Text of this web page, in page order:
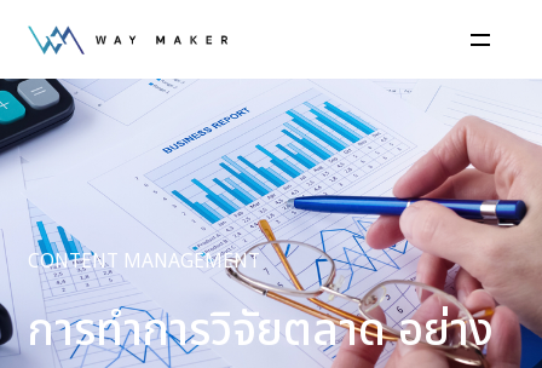
CONTENT MANAGEMENT
การทำการวิจัยตลาด อย่าง